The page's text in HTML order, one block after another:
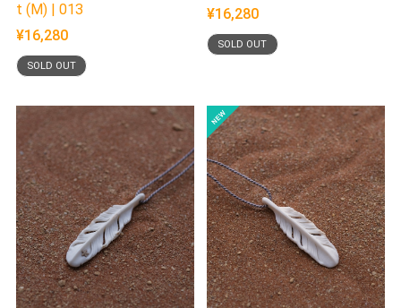
t (M) | 013
¥16,280
SOLD OUT
¥16,280
SOLD OUT